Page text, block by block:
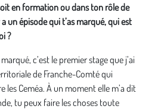
en formation ou dans ton rôle de
un épisode qui t’as marqué, qui est
?
c’est le premier stage que j’ai
de Franche-Comté qui
les Ceméa. À un moment elle m’a dit
tu peux faire les choses toute